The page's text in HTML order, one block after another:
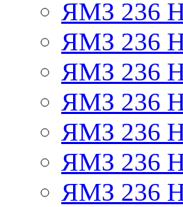
ЯМЗ 236
ЯМЗ 236
ЯМЗ 236
ЯМЗ 236
ЯМЗ 236
ЯМЗ 236
ЯМЗ 236